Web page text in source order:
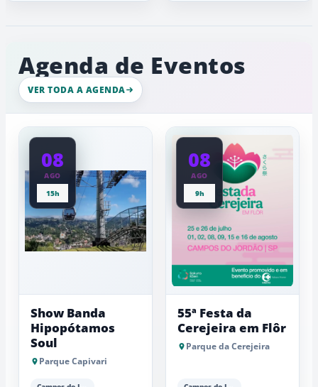
típico
inverno
chuva
movimento
intenso
nesta
quinta-
feira
a
Agenda de Eventos
VER TODA A AGENDA
08
AGO
15h
Show Banda
Hipopótamos
Soul
Parque Capivari
08
AGO
9h
55ª Festa da
Cerejeira em Flôr
Parque da Cerejeira